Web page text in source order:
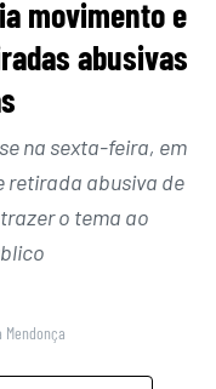
movimento e
abusivas
na sexta-feira, em
retirada abusiva de
o tema ao
Mendonça